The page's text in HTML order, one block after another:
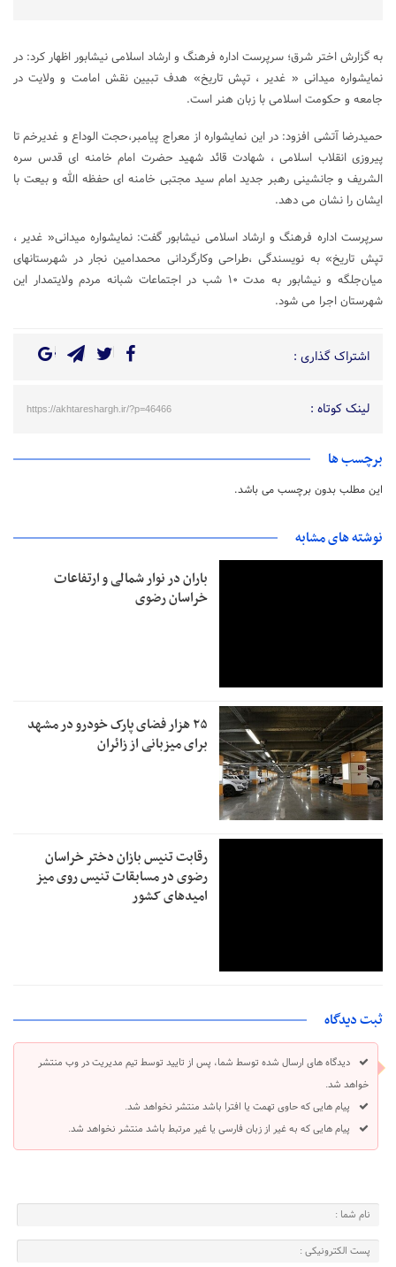
به گزارش اختر شرق؛ سرپرست اداره فرهنگ و ارشاد اسلامی نیشابور اظهار کرد: در
نمایشواره میدانی « غدیر ، تپش تاریخ» هدف تبیین نقش امامت و ولایت در
جامعه و حکومت اسلامی با زبان هنر است.
حمیدرضا آتشی افزود: در این نمایشواره از معراج پیامبر،حجت الوداع و غدیرخم تا
پیروزی انقلاب اسلامی ، شهادت قائد شهید حضرت امام خامنه ای قدس سره
الشریف و جانشینی رهبر جدید امام سید مجتبی خامنه ای حفظه الله و بیعت با
ایشان را نشان می دهد.
سرپرست اداره فرهنگ و ارشاد اسلامی نیشابور گفت: نمایشواره میدانی« غدیر ،
تپش تاریخ» به نویسندگی ،طراحی وکارگردانی محمدامین نجار در شهرستانهای
میان‌جلگه و نیشابور به مدت ۱۰ شب در اجتماعات شبانه مردم ولایتمدار این
شهرستان اجرا می شود.
اشتراک گذاری :
لینک کوتاه : https://akhtareshargh.ir/?p=46466
برچسب ها
این مطلب بدون برچسب می باشد.
نوشته های مشابه
باران در نوار شمالی و ارتفاعات
خراسان رضوی
۲۵ هزار فضای پارک خودرو در مشهد
برای میزبانی از زائران
رقابت تنیس بازان دختر خراسان
رضوی در مسابقات تنیس روی میز
امیدهای کشور
ثبت دیدگاه
دیدگاه های ارسال شده توسط شما، پس از تایید توسط تیم مدیریت در وب منتشر
خواهد شد.
پیام هایی که حاوی تهمت یا افترا باشد منتشر نخواهد شد.
پیام هایی که به غیر از زبان فارسی یا غیر مرتبط باشد منتشر نخواهد شد.